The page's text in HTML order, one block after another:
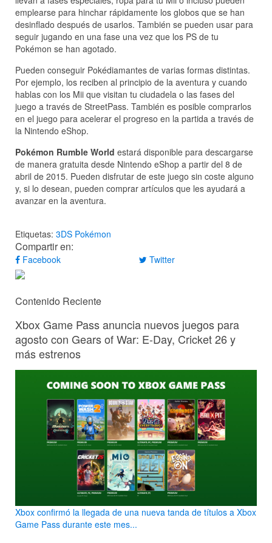
emplearse para hinchar rápidamente los globos que se han
desinflado después de usarlos. También se pueden usar para
seguir jugando en una fase una vez que los PS de tu
Pokémon se han agotado.
Pueden conseguir Pokédiamantes de varias formas distintas.
Por ejemplo, los reciben al principio de la aventura y cuando
hablas con los Mii que visitan tu ciudadela o las fases del
juego a través de StreetPass. También es posible comprarlos
en el juego para acelerar el progreso en la partida a través de
la Nintendo eShop.
Pokémon Rumble World estará disponible para descargarse
de manera gratuita desde Nintendo eShop a partir del 8 de
abril de 2015. Pueden disfrutar de este juego sin coste alguno
y, si lo desean, pueden comprar artículos que les ayudará a
avanzar en la aventura.
Etiquetas: 3DS Pokémon
Compartir en:
Facebook Twitter
Contenido Reciente
Xbox Game Pass anuncia nuevos juegos para
agosto con Gears of War: E-Day, Cricket 26 y
más estrenos
Xbox confirmó la llegada de una nueva tanda de títulos a Xbox
Game Pass durante este mes...